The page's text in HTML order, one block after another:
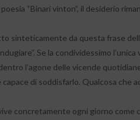
“Binari vinton”, il desiderio
sinteticamente da questa frase
Se la condividessimo
l’agone delle vicende
di soddisfarlo. Qualcosa che
concretamente ogni giorno come